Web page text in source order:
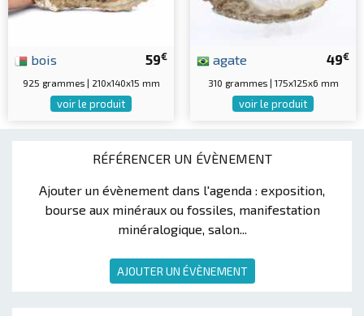
RÉFÉRENCER UN ÉVÈNEMENT
Ajouter un évènement dans l'agenda : exposition,
bourse aux minéraux ou fossiles, manifestation
minéralogique, salon...
AJOUTER UN ÉVÈNEMENT
59€
bois
925 grammes | 210x140x15 mm
voir le produit
49€
agate
310 grammes | 175x125x6 mm
voir le produit